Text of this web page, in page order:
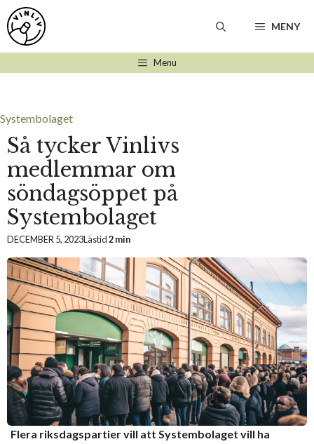
Hoppa
till
innehåll
MENY
Menu
Systembolaget
Så tycker Vinlivs
medlemmar om
söndagsöppet på
Systembolaget
DECEMBER 5, 2023Lästid2 min
Flera riksdagspartier vill att Systembolaget vill ha